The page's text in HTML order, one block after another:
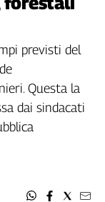
previsti del
Questa la
dai sindacati